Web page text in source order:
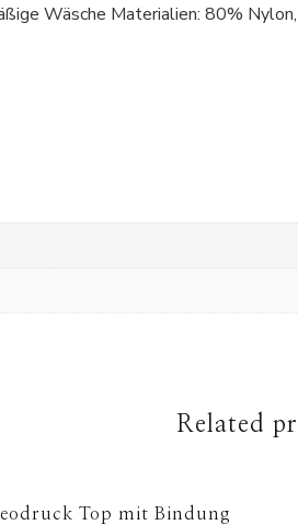
Wäsche Materialien: 80%
Related
Top mit Bindung